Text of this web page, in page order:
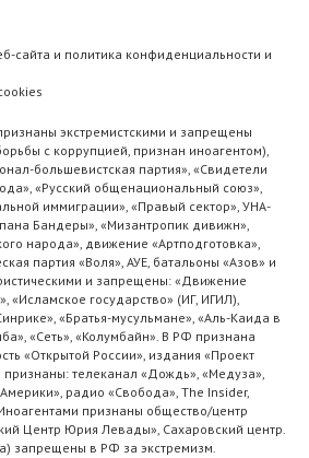
сайта и политика конфиденциальности и
экстремистскими и запрещены
с коррупцией, признан иноагентом),
большевистская партия», «Свидетели
«Русский общенациональный союз»,
иммиграции», «Правый сектор», УНА-
Бандеры», «Мизантропик дивижн»,
народа», движение «Артподготовка»,
партия «Воля», АУЕ, батальоны «Азов» и
и запрещены: «Движение
«Исламское государство» (ИГ, ИГИЛ),
«Братья-мусульмане», «Аль-Каида в
«Сеть», «Колумбайн». В РФ признана
«Открытой России», издания «Проект
телеканал «Дождь», «Медуза»,
радио «Свобода», The Insider,
признаны общество/центр
Центр Юрия Левады», Сахаровский центр.
запрещены в РФ за экстремизм.